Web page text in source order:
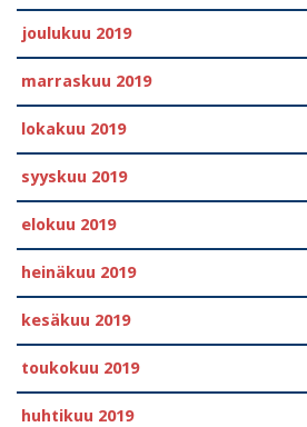
joulukuu 2019
marraskuu 2019
lokakuu 2019
syyskuu 2019
elokuu 2019
heinäkuu 2019
kesäkuu 2019
toukokuu 2019
huhtikuu 2019